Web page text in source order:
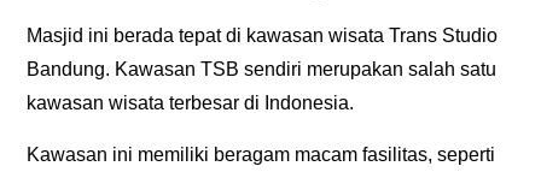
Masjid ini berada tepat di kawasan wisata Trans Studio
Bandung. Kawasan TSB sendiri merupakan salah satu
kawasan wisata terbesar di Indonesia.
Kawasan ini memiliki beragam macam fasilitas, seperti